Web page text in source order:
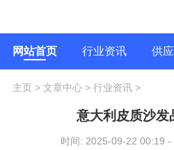
网站首页 行业资讯 供
主页> 文章中心> 行业资讯>
意大利皮质沙发
时间: 2025-09-22 00:19 -